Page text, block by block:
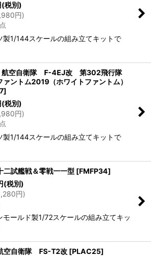
(税別)
円)
製1/144スケールの組み立てキットで
空自衛隊 F-4EJ改 第302飛行隊
ァントム2019（ホワイトファントム）
]
(税別)
円)
製1/144スケールの組み立てキットで
試艦戦＆零戦一一型 [FMFP34]
(税別)
円)
モールド製1/72スケールの組み立てキッ
自衛隊 FS-T2改 [PLAC25]